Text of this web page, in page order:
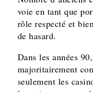
voie en tant que
rôle respecté et
de hasard.
Dans les années
majoritairement
seulement les